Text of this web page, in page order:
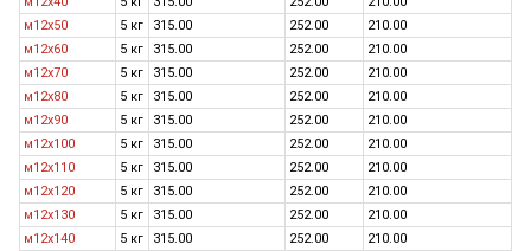
м12х50
5 кг 315.00 252.00
210.00
м12х60
5 кг 315.00 252.00
210.00
м12х70
5 кг 315.00 252.00
210.00
м12х80
5 кг 315.00 252.00
210.00
м12х90
5 кг 315.00 252.00
210.00
м12х100
5 кг 315.00 252.00
210.00
м12х110
5 кг 315.00 252.00
210.00
м12х120
5 кг 315.00 252.00
210.00
м12х130
5 кг 315.00 252.00
210.00
м12х140
5 кг 315.00 252.00
210.00